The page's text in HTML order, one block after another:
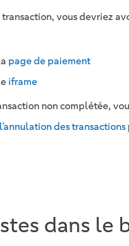
vous devriez
page de paiement
iframe
non complétée,
des transactions
dans le